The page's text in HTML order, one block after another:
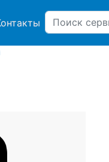
navigation